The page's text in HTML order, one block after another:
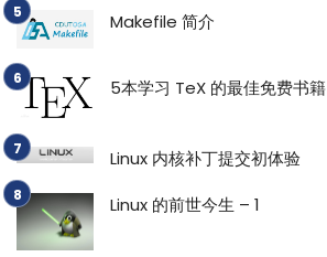
Makefile 简介
5本学习 TeX 的最佳免费书籍
Linux 内核补丁提交初体验
Linux 的前世今生 – 1